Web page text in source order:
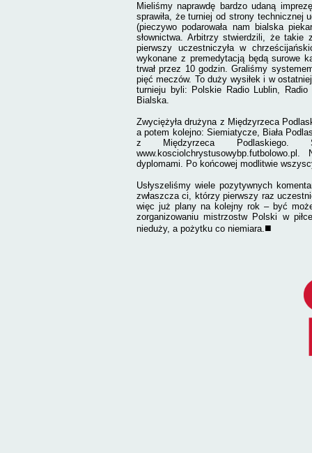
Mieliśmy naprawdę bardzo udaną
sprawiła, że turniej od strony technicznej
(pieczywo podarowała nam bialska
słownictwa. Arbitrzy stwierdzili, że takie
pierwszy uczestniczyła w
wykonane z premedytacją będą surowe
trwał przez 10 godzin. Graliśmy
pięć meczów. To duży wysiłek i w
turnieju byli: Polskie Radio Lublin,
Bialska.
Zwyciężyła drużyna z Międzyrzeca
a potem kolejno: Siemiatycze, Biała
z Międzyrzeca Podlaskiego.
dyplomami. Po końcowej modlitwie
Usłyszeliśmy wiele pozytywnych
zwłaszcza ci, którzy pierwszy raz
więc już plany na kolejny rok – być
zorganizowaniu mistrzostw Polski w
nieduży, a pożytku co niemiara.■